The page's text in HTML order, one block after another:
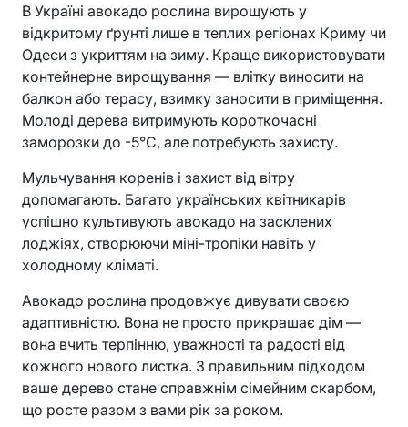
В Україні авокадо рослина вирощують у
відкритому ґрунті лише в теплих регіонах Криму чи
Одеси з укриттям на зиму. Краще використовувати
контейнерне вирощування — влітку виносити на
балкон або терасу, взимку заносити в приміщення.
Молоді дерева витримують короткочасні
заморозки до -5°C, але потребують захисту.
Мульчування коренів і захист від вітру
допомагають. Багато українських квітникарів
успішно культивують авокадо на засклених
лоджіях, створюючи міні-тропіки навіть у
холодному кліматі.
Авокадо рослина продовжує дивувати своєю
адаптивністю. Вона не просто прикрашає дім —
вона вчить терпінню, уважності та радості від
кожного нового листка. З правильним підходом
ваше дерево стане справжнім сімейним скарбом,
що росте разом з вами рік за роком.